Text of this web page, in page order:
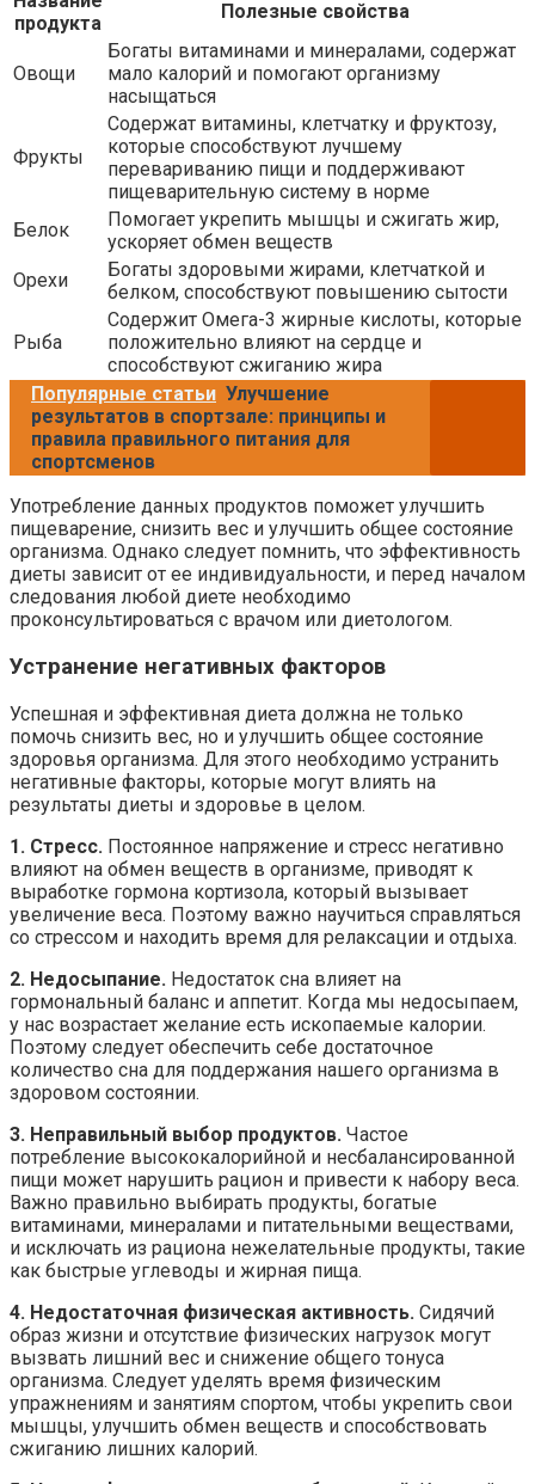
продукта
Полезные свойства
Овощи
Богаты витаминами и минералами, содержат
мало калорий и помогают организму
насыщаться
Фрукты
Содержат витамины, клетчатку и фруктозу,
которые способствуют лучшему
перевариванию пищи и поддерживают
пищеварительную систему в норме
Белок
Помогает укрепить мышцы и сжигать жир,
ускоряет обмен веществ
Орехи
Богаты здоровыми жирами, клетчаткой и
белком, способствуют повышению сытости
Рыба
Содержит Омега-3 жирные кислоты, которые
положительно влияют на сердце и
способствуют сжиганию жира
Популярные статьи Улучшение
результатов в спортзале: принципы и
правила правильного питания для
спортсменов
Употребление данных продуктов поможет улучшить
пищеварение, снизить вес и улучшить общее состояние
организма. Однако следует помнить, что эффективность
диеты зависит от ее индивидуальности, и перед началом
следования любой диете необходимо
проконсультироваться с врачом или диетологом.
Устранение негативных факторов
Успешная и эффективная диета должна не только
помочь снизить вес, но и улучшить общее состояние
здоровья организма. Для этого необходимо устранить
негативные факторы, которые могут влиять на
результаты диеты и здоровье в целом.
1. Стресс. Постоянное напряжение и стресс негативно
влияют на обмен веществ в организме, приводят к
выработке гормона кортизола, который вызывает
увеличение веса. Поэтому важно научиться справляться
со стрессом и находить время для релаксации и отдыха.
2. Недосыпание. Недостаток сна влияет на
гормональный баланс и аппетит. Когда мы недосыпаем,
у нас возрастает желание есть ископаемые калории.
Поэтому следует обеспечить себе достаточное
количество сна для поддержания нашего организма в
здоровом состоянии.
3. Неправильный выбор продуктов. Частое
потребление высококалорийной и несбалансированной
пищи может нарушить рацион и привести к набору веса.
Важно правильно выбирать продукты, богатые
витаминами, минералами и питательными веществами,
и исключать из рациона нежелательные продукты, такие
как быстрые углеводы и жирная пища.
4. Недостаточная физическая активность. Сидячий
образ жизни и отсутствие физических нагрузок могут
вызвать лишний вес и снижение общего тонуса
организма. Следует уделять время физическим
упражнениям и занятиям спортом, чтобы укрепить свои
мышцы, улучшить обмен веществ и способствовать
сжиганию лишних калорий.